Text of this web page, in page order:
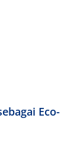
Eco-